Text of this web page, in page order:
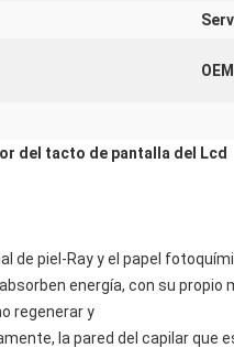
del tacto de pantalla del Lcd
de piel-Ray y el papel
energía, con su propio
regenerar y
la pared del capilar que